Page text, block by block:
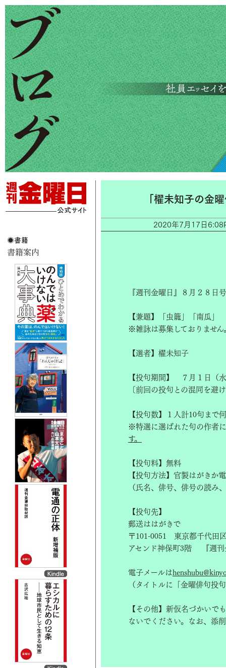
「櫂未知子の金
2020年7月17日
『週刊金曜日』８月２８日
【兼題】「虫籠」「南瓜」
※雑詠は募集しておりません
【選者】櫂未知子
【投句期間】 ７月１日（
〔前回の投句との混同を避
【投句数】１人計10句まで
※特選に選ばれた句の作者
す。
【投句料】無料
【投句方法】官製はがきか
（氏名、俳号、俳号の読み
【投句先】
郵送ははがきで
〒101-0051 東京都千代田
アセンド神保町3階 『週刊
電子メールは
（タイトルに「金曜俳句投
【その他】新仮名づかいで
ないでください。なお、添